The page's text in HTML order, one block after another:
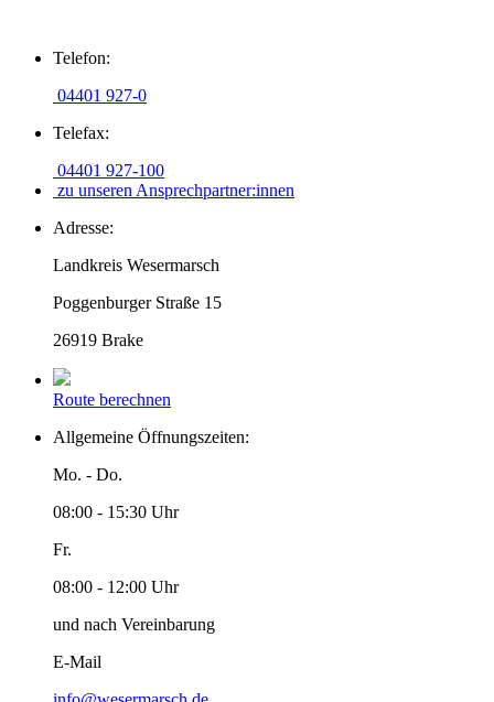
Inhalt
Telefon:
04401 927-0
Telefax:
04401 927-100
zu unseren Ansprechpartner:innen
Adresse:
Landkreis Wesermarsch
Poggenburger Straße 15
26919 Brake
Route berechnen
Allgemeine Öffnungszeiten:
Mo. - Do.
08:00 - 15:30 Uhr
Fr.
08:00 - 12:00 Uhr
und nach Vereinbarung
E-Mail